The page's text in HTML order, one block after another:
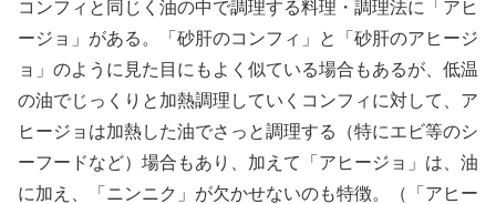
コンフィと同じく油の中で調理する料理・調理法に「アヒ
ージョ」がある。「砂肝のコンフィ」と「砂肝のアヒージ
ョ」のように見た目にもよく似ている場合もあるが、低温
の油でじっくりと加熱調理していくコンフィに対して、ア
ヒージョは加熱した油でさっと調理する（特にエビ等のシ
ーフードなど）場合もあり、加えて「アヒージョ」は、油
に加え、「ニンニク」が欠かせないのも特徴。（「アヒー